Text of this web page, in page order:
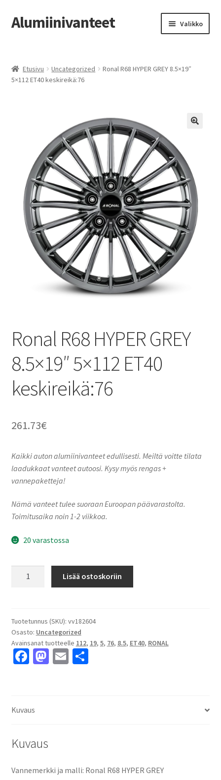
Siirry
navigointiin
Siirry
sisältöön
Alumiinivanteet Valikko
Kauppa
Vanteiden osto-opas
Auton renkaat
Yhteystiedot
Etusivu Uncategorized
Ronal R68 HYPER GREY 8.5×19″
5×112 ET40 keskireikä:76
Ronal R68 HYPER GREY
8.5×19″ 5×112 ET40
keskireikä:76
261.73€
Kaikki auton alumiinivanteet edullisesti. Meiltä voitte tilata
laadukkaat vanteet autoosi. Kysy myös rengas +
vannepaketteja!
Nämä vanteet tulee suoraan Euroopan päävarastolta.
Toimitusaika noin 1-2 viikkoa.
20 varastossa
8.5x19"
5x112
ET40
keskireikä:76
Lisää ostoskoriin
Tuotetunnus (SKU): vv182604
Osasto: Uncategorized
Avainsanat tuotteelle 112, 19, 5, 76, 8.5, ET40, RONAL
Fa
o
M E S
Kuvaus
Kuvaus
Vannemerkki ja malli: Ronal R68 HYPER GREY